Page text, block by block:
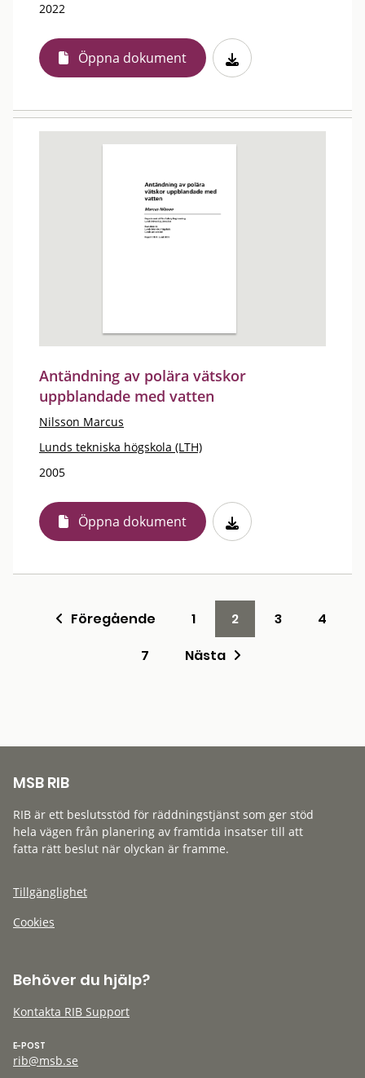
2022
Öppna dokument
Antändning av polära vätskor
uppblandade med vatten
Nilsson Marcus
Lunds tekniska högskola (LTH)
2005
Öppna dokument
Föregående 1 2 3
4
7
Nästa
MSB RIB
RIB är ett beslutsstöd för räddningstjänst som ger stöd
hela vägen från planering av framtida insatser till att
fatta rätt beslut när olyckan är framme.
Tillgänglighet
Cookies
Behöver du hjälp?
Kontakta RIB Support
E-POST
rib@msb.se